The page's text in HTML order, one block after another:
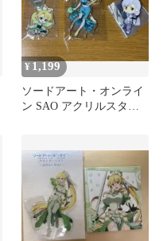
¥ 1,199
ソードアート・オンライ
ン SAO アクリルスタン